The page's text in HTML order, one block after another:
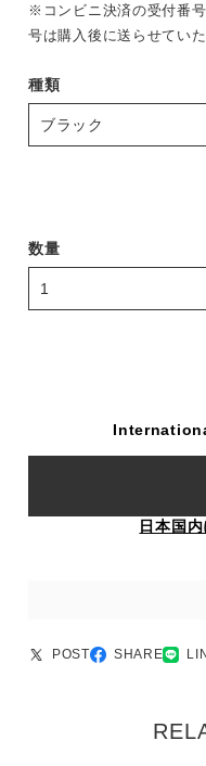
※コンビニ決済の受付番
号は購入後に送らせてい
種類
数量
日本国
POST SHARE